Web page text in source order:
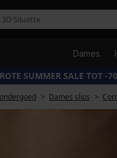
Dames
SUMMER SALE TOT -
Dames slips